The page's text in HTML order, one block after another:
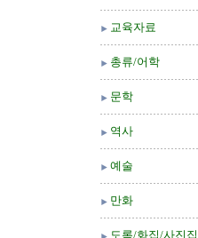
교육자료
총류/어학
문학
역사
예술
만화
도록/화집/사진집